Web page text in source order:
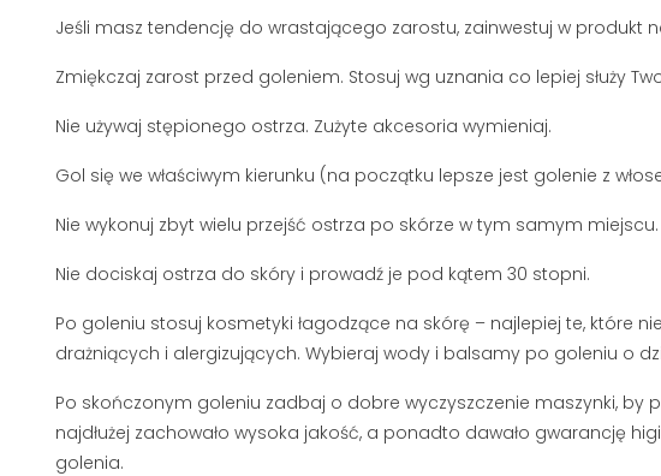
MĘSKA DEPILACJA STREF
INTYMNYCH
199847 wyświetlenia
polega na usuwaniu owłosienia z
okolic, które nie są eksponowane.
Czytaj dalej
JAK SKUTECZNIE ZAPUŚCIĆ
BRODĘ I PRZYSPIESZYĆ
POROST ZAROSTU?
PORADNIK BRODACZA
197520 wyświetlenia
Zapuszczanie brody wymaga
musi zależeć wyłącznie od
ślepego losu. Sprawdź, jak...
Jeśli masz tendencję do wrastającego zarostu, zainwestuj w produkt
Zmiękczaj zarost przed goleniem. Stosuj wg uznania co lepiej służy
Nie używaj stępionego ostrza. Zużyte akcesoria wymieniaj.
Gol się we właściwym kierunku (na początku lepsze jest golenie z
Nie wykonuj zbyt wielu przejść ostrza po skórze w tym samym miejscu.
Nie dociskaj ostrza do skóry i prowadź je pod kątem 30 stopni.
Po goleniu stosuj kosmetyki łagodzące na skórę – najlepiej te, które
drażniących i alergizujących. Wybieraj wody i balsamy po goleniu o
Po skończonym goleniu zadbaj o dobre wyczyszczenie maszynki, by
najdłużej zachowało wysoka jakość, a ponadto dawało gwarancję
golenia.